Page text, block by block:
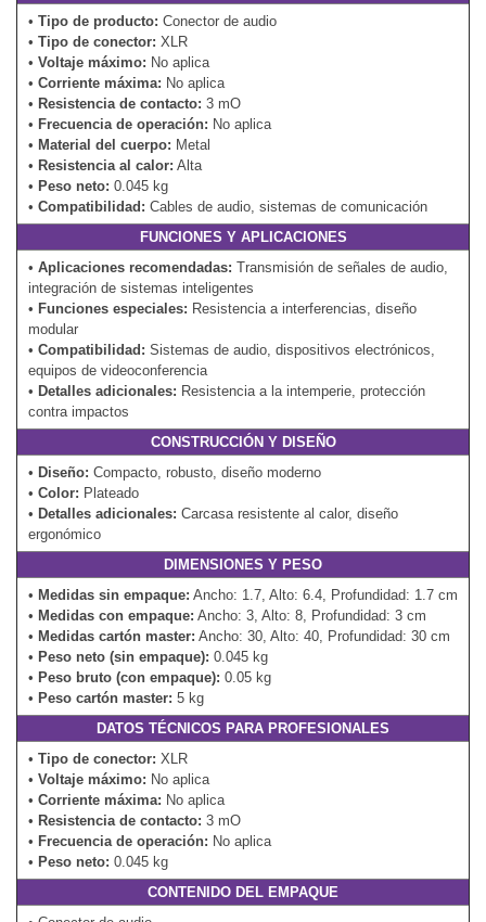
• Tipo de producto: Conector de audio
• Tipo de conector: XLR
• Voltaje máximo: No aplica
• Corriente máxima: No aplica
• Resistencia de contacto: 3 mO
• Frecuencia de operación: No aplica
• Material del cuerpo: Metal
• Resistencia al calor: Alta
• Peso neto: 0.045 kg
• Compatibilidad: Cables de audio, sistemas de comunicación
FUNCIONES Y APLICACIONES
• Aplicaciones recomendadas: Transmisión de señales de audio,
integración de sistemas inteligentes
• Funciones especiales: Resistencia a interferencias, diseño
modular
• Compatibilidad: Sistemas de audio, dispositivos electrónicos,
equipos de videoconferencia
• Detalles adicionales: Resistencia a la intemperie, protección
contra impactos
CONSTRUCCIÓN Y DISEÑO
• Diseño: Compacto, robusto, diseño moderno
• Color: Plateado
• Detalles adicionales: Carcasa resistente al calor, diseño
ergonómico
DIMENSIONES Y PESO
• Medidas sin empaque: Ancho: 1.7, Alto: 6.4, Profundidad: 1.7 cm
• Medidas con empaque: Ancho: 3, Alto: 8, Profundidad: 3 cm
• Medidas cartón master: Ancho: 30, Alto: 40, Profundidad: 30 cm
• Peso neto (sin empaque): 0.045 kg
• Peso bruto (con empaque): 0.05 kg
• Peso cartón master: 5 kg
DATOS TÉCNICOS PARA PROFESIONALES
• Tipo de conector: XLR
• Voltaje máximo: No aplica
• Corriente máxima: No aplica
• Resistencia de contacto: 3 mO
• Frecuencia de operación: No aplica
• Peso neto: 0.045 kg
CONTENIDO DEL EMPAQUE